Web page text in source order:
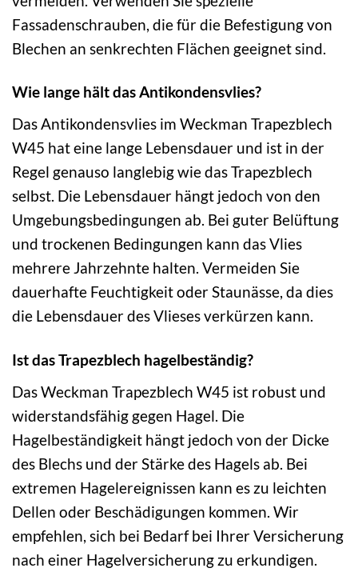
Fassadenschrauben, die für die Befestigung von
Blechen an senkrechten Flächen geeignet sind.
Wie lange hält das Antikondensvlies?
Das Antikondensvlies im Weckman Trapezblech
W45 hat eine lange Lebensdauer und ist in der
Regel genauso langlebig wie das Trapezblech
selbst. Die Lebensdauer hängt jedoch von den
Umgebungsbedingungen ab. Bei guter Belüftung
und trockenen Bedingungen kann das Vlies
mehrere Jahrzehnte halten. Vermeiden Sie
dauerhafte Feuchtigkeit oder Staunässe, da dies
die Lebensdauer des Vlieses verkürzen kann.
Ist das Trapezblech hagelbeständig?
Das Weckman Trapezblech W45 ist robust und
widerstandsfähig gegen Hagel. Die
Hagelbeständigkeit hängt jedoch von der Dicke
des Blechs und der Stärke des Hagels ab. Bei
extremen Hagelereignissen kann es zu leichten
Dellen oder Beschädigungen kommen. Wir
empfehlen, sich bei Bedarf bei Ihrer Versicherung
nach einer Hagelversicherung zu erkundigen.